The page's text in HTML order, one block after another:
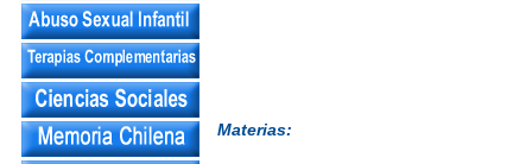
Materias: